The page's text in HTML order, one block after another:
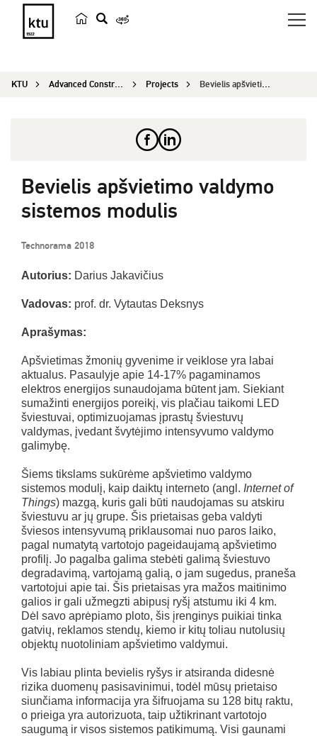
r
KTU Advanced Construction and Architecture 2020 Projects Bevielis apšvietimo valdymo sistemos modulis
Bevielis apšvietimo valdymo
sistemos modulis
Technorama 2018
Autorius: Darius Jakavičius
Vadovas: prof. dr. Vytautas Deksnys
Aprašymas:
Apšvietimas žmonių gyvenime ir veiklose yra labai
aktualus. Pasaulyje apie 14-17% pagaminamos
elektros energijos sunaudojama būtent jam. Siekiant
sumažinti energijos poreikį, vis plačiau taikomi LED
šviestuvai, optimizuojamas įprastų šviestuvų
valdymas, įvedant švytėjimo intensyvumo valdymo
galimybę.
Šiems tikslams sukūrėme apšvietimo valdymo
sistemos modulį, kaip daiktų interneto (angl. Internet of
Things) mazgą, kuris gali būti naudojamas su atskiru
šviestuvu ar jų grupe. Šis prietaisas geba valdyti
šviesos intensyvumą priklausomai nuo paros laiko,
pagal numatytą vartotojo pageidaujamą apšvietimo
profilį. Jo pagalba galima stebėti galimą šviestuvo
degradavimą, vartojamą galią, o jam sugedus, praneša
vartotojui apie tai. Šis prietaisas yra mažos maitinimo
galios ir gali užmegzti abipusį ryšį atstumu iki 4 km.
Dėl savo aprėpiamo ploto, šis įrenginys puikiai tinka
gatvių, reklamos stendų, kiemo ir kitų toliau nutolusių
objektų nuotoliniam apšvietimo valdymui.
Vis labiau plinta bevielis ryšys ir atsiranda didesnė
rizika duomenų pasisavinimui, todėl mūsų prietaiso
siunčiama informacija yra šifruojama su 128 bitų raktu,
o prieiga yra autorizuota, taip užtikrinant vartotojo
saugumą ir visos sistemos patikimumą. Visi gaunami